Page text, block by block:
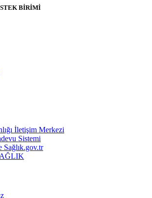
BİRİMİ
İletişim Merkezi
Sistemi